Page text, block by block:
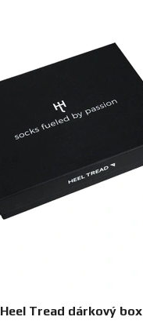
Heel Tread dárkový box